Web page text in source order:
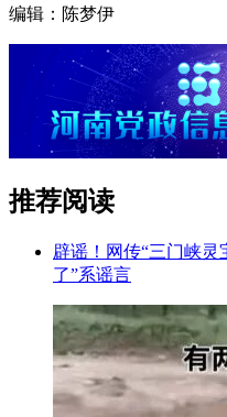
编辑：陈梦伊
推荐阅读
辟谣！网传“三门峡
了”系谣言